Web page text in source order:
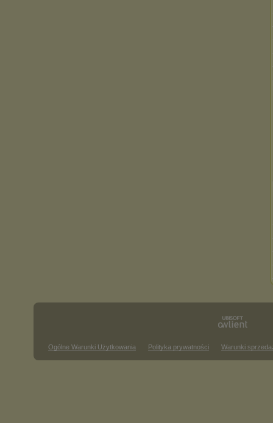
Ogólne Warunki Użytkowania Polityka prywatności Warunki